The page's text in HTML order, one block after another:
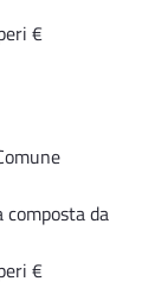
€
da
€